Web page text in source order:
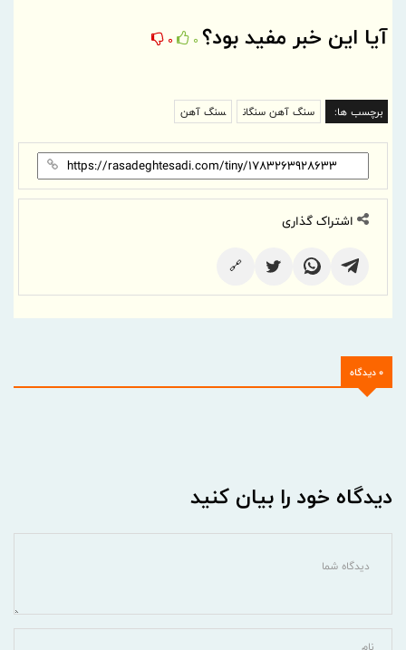
آیا این خبر مفید بود؟ 0
0
برچسب ها: سنگ آهن سنگان سنگ آهن
اشتراک گذاری
🔗
0 دیدگاه
دیدگاه خود را بیان کنید